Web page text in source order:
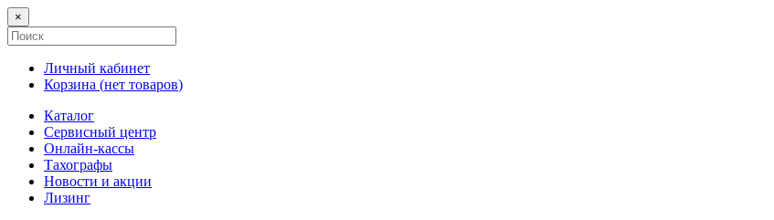
×
Личный кабинет
Корзина (нет товаров)
Каталог
Сервисный центр
Онлайн-кассы
Тахографы
Новости и акции
Лизинг